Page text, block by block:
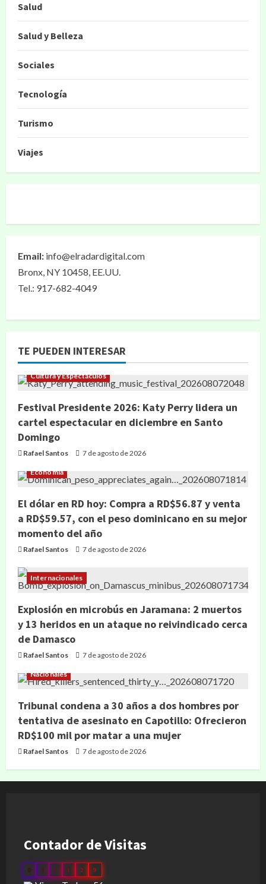
Salud
Salud y Belleza
Sociales
Tecnología
Turismo
Viajes
Email: info@elradardigital.com
Bronx, NY 10458, EE.UU.
Tel.: 917-682-4049
TE PUEDEN INTERESAR
Cultura y Espectáculos
Festival Presidente 2026: Katy Perry lidera un
cartel espectacular en diciembre en Santo
Domingo
Rafael Santos 7 de agosto de 2026
Economía
El dólar en RD hoy: Compra a RD$56.87 y venta
a RD$59.57, con el peso dominicano en su mejor
momento del año
Rafael Santos 7 de agosto de 2026
Internacionales
Explosión en microbús en Jaramana: 2 muertos
y 13 heridos en un ataque no reivindicado cerca
de Damasco
Rafael Santos 7 de agosto de 2026
Nacionales
Tribunal condena a 30 años a dos hombres por
tentativa de asesinato en Capotillo: Ofrecieron
RD$100 mil por matar a una mujer
Rafael Santos 7 de agosto de 2026
Contador de Visitas
0 3 1 1 2 9